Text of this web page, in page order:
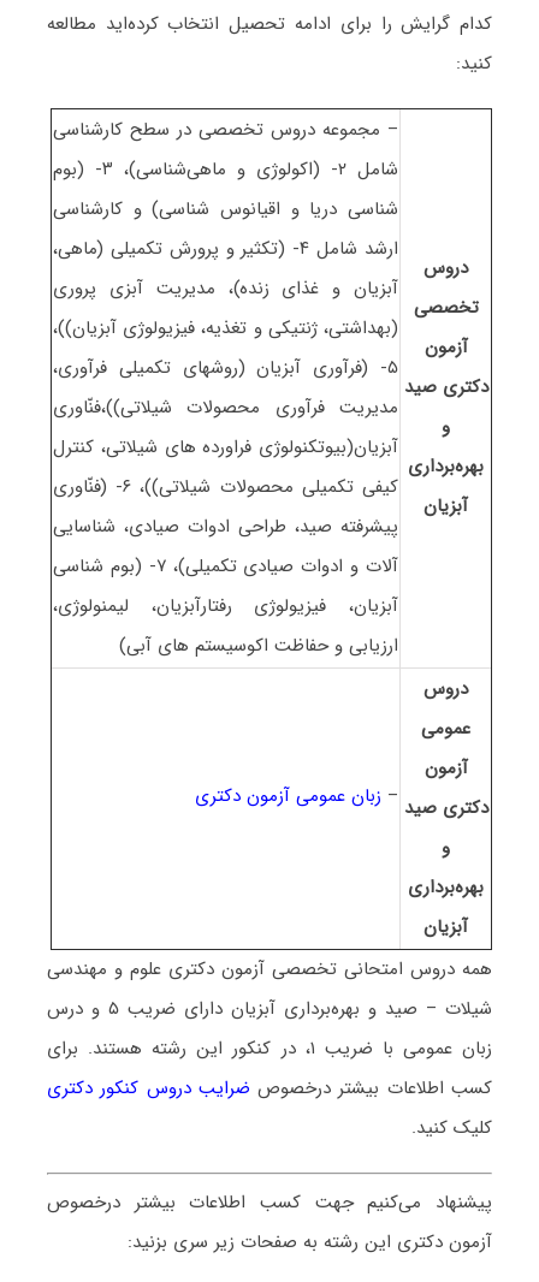
کدام گرایش را برای ادامه تحصیل انتخاب کرده‌اید مطالعه
کنید:
دروس
تخصصی
آزمون
دکتری صید
و
بهره‌برداری
آبزیان
– مجموعه دروس تخصصی در سطح کارشناسی
شامل ۲- (اکولوژی و ماهی‌شناسی)، ۳- (بوم
شناسی دریا و اقیانوس شناسی) و کارشناسی
ارشد شامل ۴- (تکثیر و پرورش تکمیلی (ماهی،
آبزیان و غذای زنده)، مدیریت آبزی پروری
(بهداشتی، ژنتیکی و تغذیه، فیزیولوژی آبزیان))،
۵- (فرآوری آبزیان (روشهای تکمیلی فرآوری،
مدیریت فرآوری محصولات شیلاتی))،فنّاوری
آبزیان(بیوتکنولوژی فراورده های شیلاتی، کنترل
کیفی تکمیلی محصولات شیلاتی))، ۶- (فنّاوری
پیشرفته صید، طراحی ادوات صیادی، شناسایی
آلات و ادوات صیادی تکمیلی)، ۷- (بوم شناسی
آبزیان، فیزیولوژی رفتارآبزیان، لیمنولوژی،
ارزیابی و حفاظت اکوسیستم های آبی)
دروس
عمومی
آزمون
دکتری صید
و
بهره‌برداری
آبزیان
– زبان عمومی آزمون دکتری
همه دروس امتحانی تخصصی آزمون دکتری علوم و مهندسی
شیلات – صید و بهره‌برداری آبزیان
دارای ضریب ۵ و درس
زبان عمومی با ضریب ۱، در کنکور این رشته هستند. برای
کسب اطلاعات بیشتر درخصوص ضرایب دروس کنکور دکتری
کلیک کنید.
پیشنهاد می‌کنیم جهت کسب اطلاعات بیشتر درخصوص
آزمون دکتری این رشته به صفحات زیر سری بزنید: